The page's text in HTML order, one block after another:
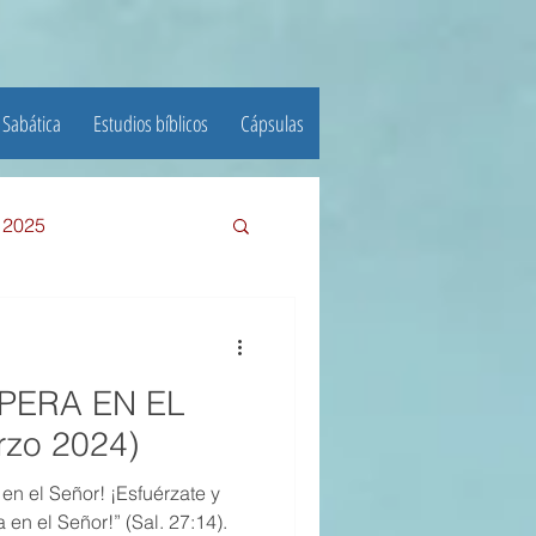
Estudios bíblicos Cápsulas
EN EL
2024)
el Señor! ¡Esfuérzate y
el Señor!” (Sal. 27:14).